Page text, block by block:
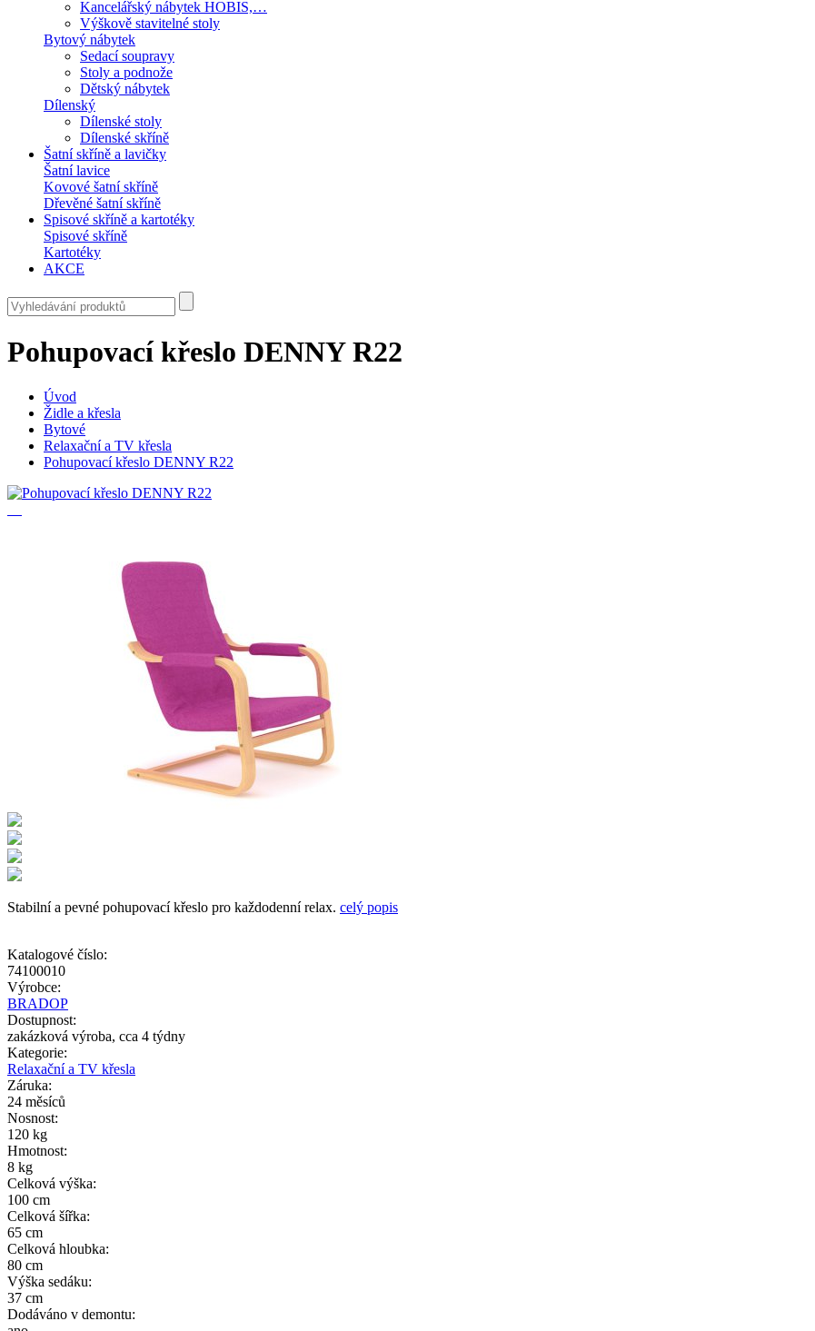
Kancelářský nábytek HOBIS,…
Výškově stavitelné stoly
Bytový nábytek
Sedací soupravy
Stoly a podnože
Dětský nábytek
Dílenský
Dílenské stoly
Dílenské skříně
Šatní skříně a lavičky
Šatní lavice
Kovové šatní skříně
Dřevěné šatní skříně
Spisové skříně a kartotéky
Spisové skříně
Kartotéky
AKCE
Pohupovací křeslo DENNY R22
Úvod
Židle a křesla
Bytové
Relaxační a TV křesla
Pohupovací křeslo DENNY R22
Stabilní a pevné pohupovací křeslo pro každodenní relax. celý popis
Katalogové číslo:
74100010
Výrobce:
BRADOP
Dostupnost:
zakázková výroba, cca 4 týdny
Kategorie:
Relaxační a TV křesla
Záruka:
24 měsíců
Nosnost:
120 kg
Hmotnost:
8 kg
Celková výška:
100 cm
Celková šířka:
65 cm
Celková hloubka:
80 cm
Výška sedáku:
37 cm
Dodáváno v demontu: